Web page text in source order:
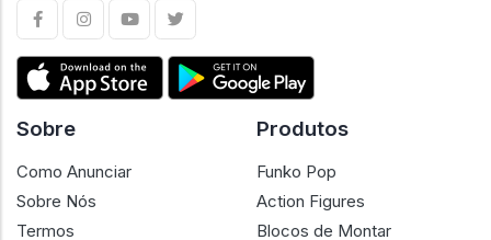
Sobre
Como Anunciar
Sobre Nós
Termos
Produtos
Funko Pop
Action Figures
Blocos de Montar